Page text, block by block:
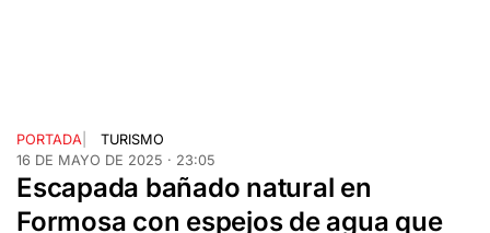
PORTADA
TURISMO
16 DE MAYO DE 2025 · 23:05
Escapada bañado natural en
Formosa con espejos de agua que